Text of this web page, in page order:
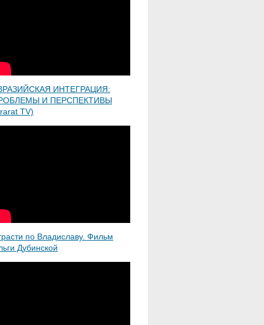
ИНТЕГРАЦИЯ:
И ПЕРСПЕКТИВЫ
TV)
по Владиславу. Фильм
Дубинской